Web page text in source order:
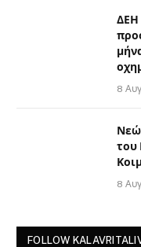
ΔΕΗ
8
του
8
FOLLOW